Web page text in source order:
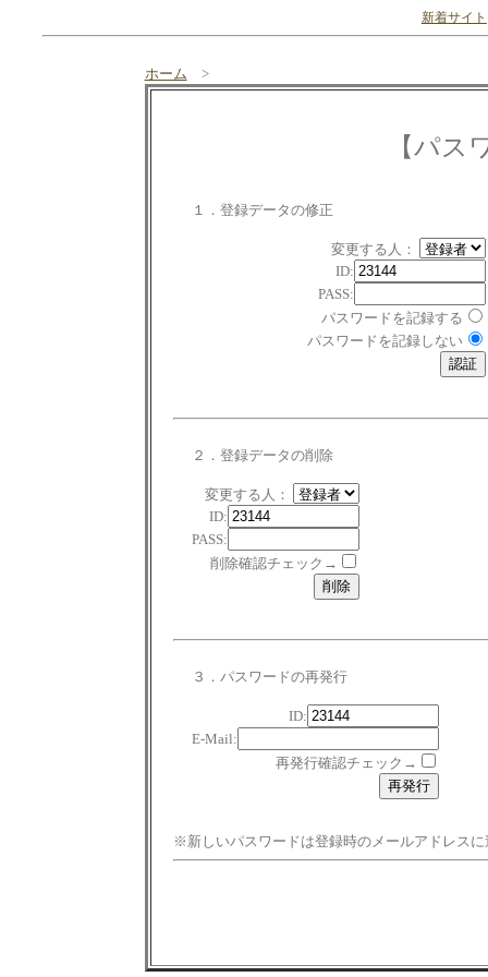
新着サイト
ホーム >
【パス
１．登録データの修正
変更する人：
ID:
PASS:
パスワードを記録する
パスワードを記録しない
２．登録データの削除
変更する人：
ID:
PASS:
削除確認チェック→
３．パスワードの再発行
ID:
E-Mail:
再発行確認チェック→
※新しいパスワードは登録時のメールアドレスに